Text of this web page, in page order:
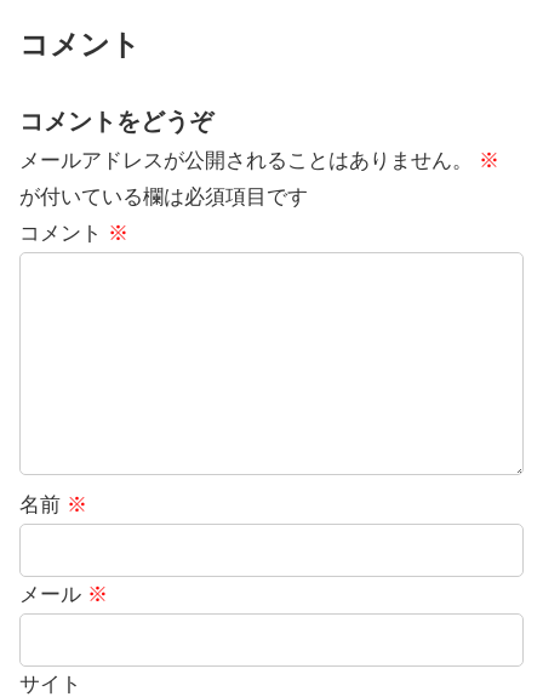
コメント
コメントをどうぞ
メールアドレスが公開されることはありません。
※
が付いている欄は必須項目です
コメント ※
名前 ※
メール ※
サイト